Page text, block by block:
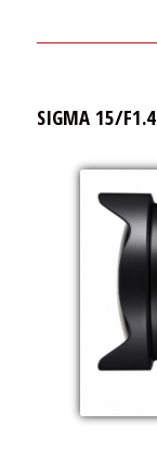
SIGMA 15/